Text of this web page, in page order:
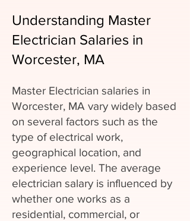
Understanding Master
Electrician Salaries in
Worcester, MA
Master Electrician salaries in
Worcester, MA vary widely based
on several factors such as the
type of electrical work,
geographical location, and
experience level. The average
electrician salary is influenced by
whether one works as a
residential, commercial, or